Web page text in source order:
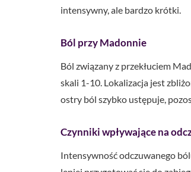
intensywny, ale bardzo krótki.
Ból przy Madonnie
Ból związany z przekłuciem
skali 1-10. Lokalizacja jest
ostry ból szybko ustępuje,
Czynniki wpływające na
Intensywność odczuwanego